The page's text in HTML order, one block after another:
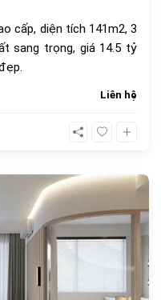
cấp, diện tích 141m2, 3
sang trọng, giá 14.5 tỷ
Liên hệ
486